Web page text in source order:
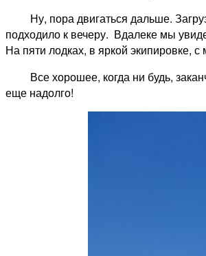
Ну, пора двигаться дальше.
подходило к вечеру. Вдалеке мы
На пяти лодках, в яркой
Все хорошее, когда ни будь,
еще надолго!